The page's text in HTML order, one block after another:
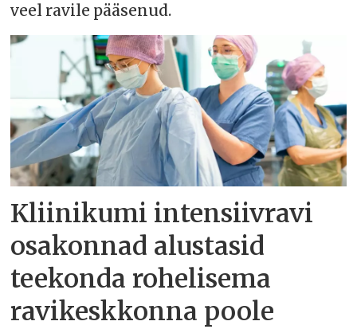
veel ravile pääsenud.
Kliinikumi intensiivravi
osakonnad alustasid
teekonda rohelisema
ravikeskkonna poole